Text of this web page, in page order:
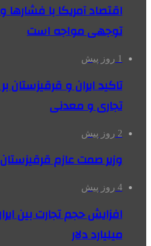
اقتصاد آمریکا با
توجهی مواجه است
1 روز پیش
تاکید ایران و
تجاری و معدنی
2 روز پیش
وزیر صمت عازم
4 روز پیش
میلیارد دلار